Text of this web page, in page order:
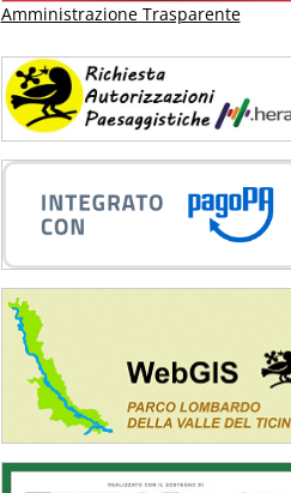
Amministrazione Trasparente